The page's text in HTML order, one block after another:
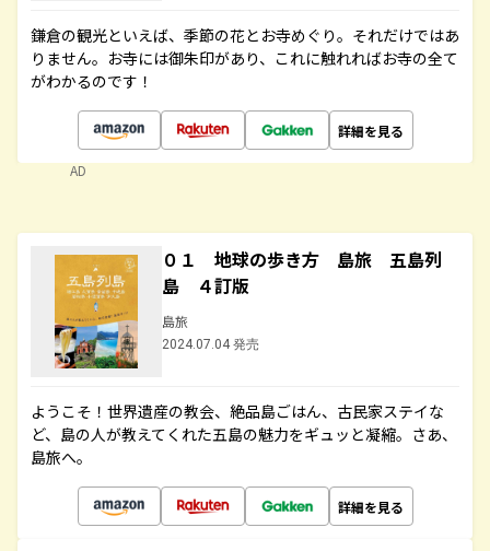
鎌倉の観光といえば、季節の花とお寺めぐり。それだけではあ
りません。お寺には御朱印があり、これに触れればお寺の全て
がわかるのです！
詳細を見る
AD
０１ 地球の歩き方 島旅 五島列
島 ４訂版
島旅
2024.07.04 発売
ようこそ！世界遺産の教会、絶品島ごはん、古民家ステイな
ど、島の人が教えてくれた五島の魅力をギュッと凝縮。さあ、
島旅へ。
詳細を見る